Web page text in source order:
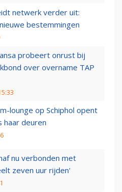
netwerk verder uit:
bestemmingen
probeert onrust bij
over overname TAP
lounge op Schiphol opent
haar deuren
nu verbonden met
zeven uur rijden'